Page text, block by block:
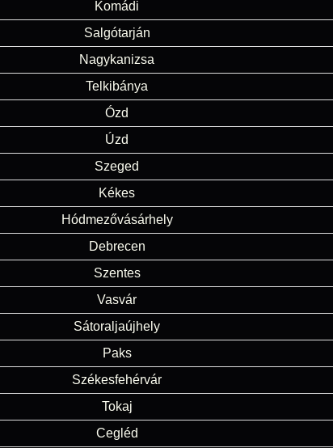
Komádi
Salgótarján
Nagykanizsa
Telkibánya
Ózd
Úzd
Szeged
Kékes
Hódmezővásárhely
Debrecen
Szentes
Vasvár
Sátoraljaújhely
Paks
Székesfehérvár
Tokaj
Cegléd